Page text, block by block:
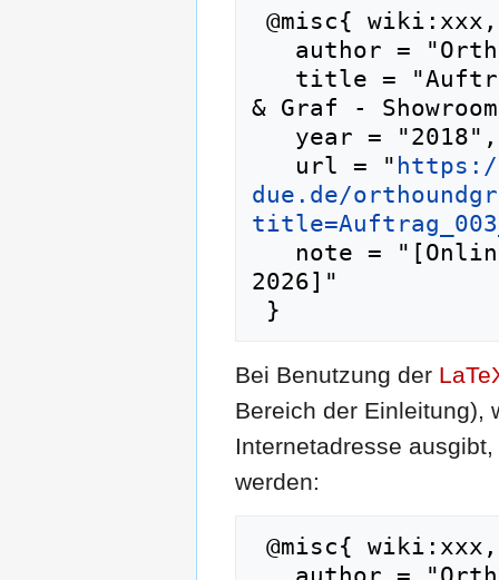
& Graf -
   url = "
due.de/
2026]"
Bei Benutzung der
Bereich der Einleitung),
Internetadresse
werden: